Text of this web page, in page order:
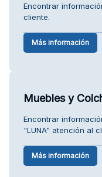
Encontrar
cliente.
Más información
Muebles y
Encontrar
"LUNA" atención al
Más información